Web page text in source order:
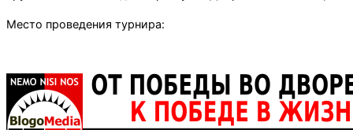
Место проведения турнира: